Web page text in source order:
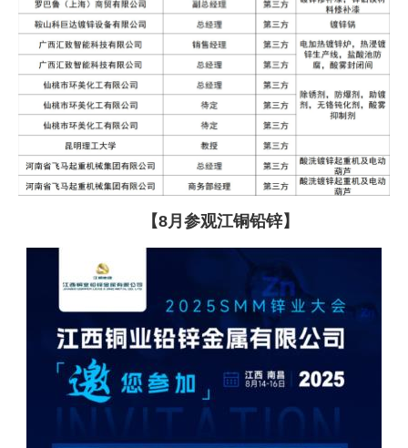
【8月参观江铜铅锌】